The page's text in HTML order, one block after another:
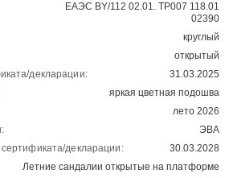
ЕАЭС BY/112 02.01. ТР007 118.01
02390
круглый
открытый
декларации:
31.03.2025
яркая цветная подошва
лето 2026
ЭВА
декларации:
30.03.2028
Летние сандалии открытые на платформе